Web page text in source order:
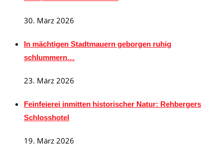
30. März 2026
In mächtigen Stadtmauern geborgen ruhig
schlummern…
23. März 2026
Feinfeierei inmitten historischer Natur: Rehbergers
Schlosshotel
19. März 2026